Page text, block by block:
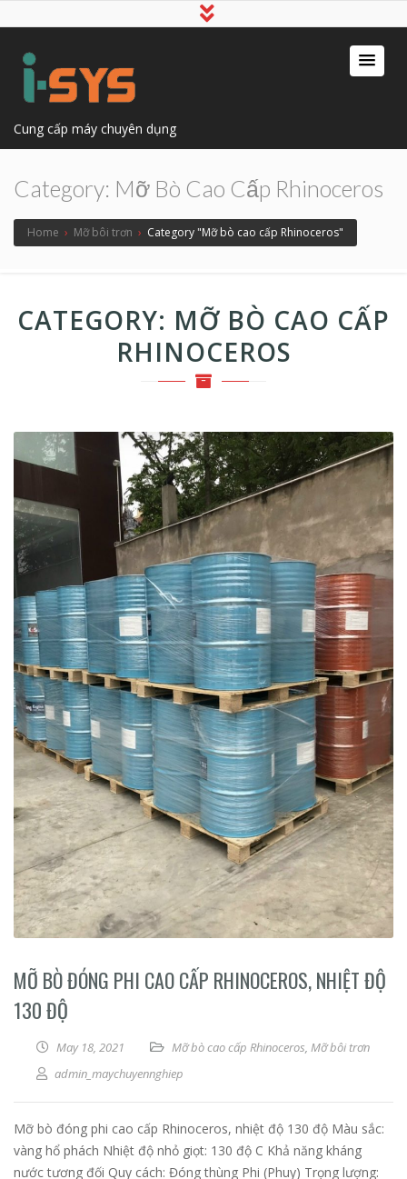
Cung cấp máy chuyên dụng
Category: Mỡ Bò Cao Cấp Rhinoceros
Home › Mỡ bôi trơn › Category "Mỡ bò cao cấp Rhinoceros"
CATEGORY: MỠ BÒ CAO CẤP
RHINOCEROS
MỠ BÒ ĐÓNG PHI CAO CẤP RHINOCEROS, NHIỆT ĐỘ
130 ĐỘ
May 18, 2021 Mỡ bò cao cấp Rhinoceros, Mỡ bôi trơn
admin_maychuyennghiep
Mỡ bò đóng phi cao cấp Rhinoceros, nhiệt độ 130 độ Màu sắc:
vàng hổ phách Nhiệt độ nhỏ giọt: 130 độ C Khả năng kháng
nước tương đối Quy cách: Đóng thùng Phi (Phuy) Trọng lượng: